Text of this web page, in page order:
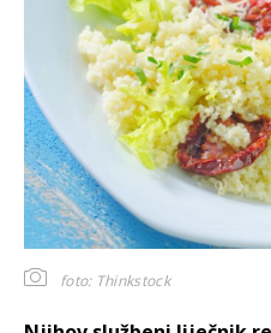
foto: Thinkstock